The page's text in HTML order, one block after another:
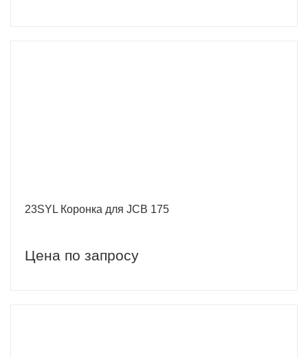
23SYL Коронка для JCB 175
Цена по запросу